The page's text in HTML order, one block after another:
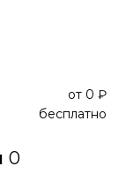
от 0 ₽
бесплатно
0